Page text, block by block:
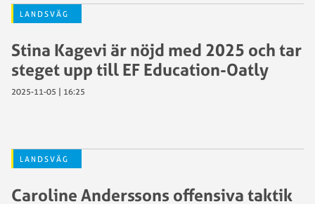
LANDSVÄG
Stina Kagevi är nöjd med 2025 och tar
steget upp till EF Education-Oatly
2025-11-05 | 16:25
LANDSVÄG
Caroline Anderssons offensiva taktik